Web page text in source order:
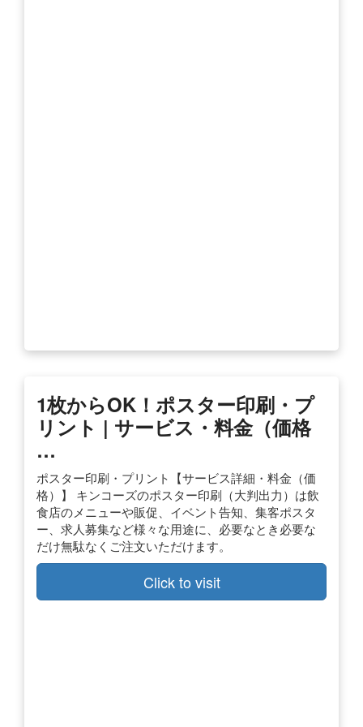
1枚からOK！ポスター印刷・プ
リント | サービス・料金（価格
…
ポスター印刷・プリント【サービス詳細・料金（価
格）】 キンコーズのポスター印刷（大判出力）は飲
食店のメニューや販促、イベント告知、集客ポスタ
ー、求人募集など様々な用途に、必要なとき必要な
だけ無駄なくご注文いただけます。
Click to visit